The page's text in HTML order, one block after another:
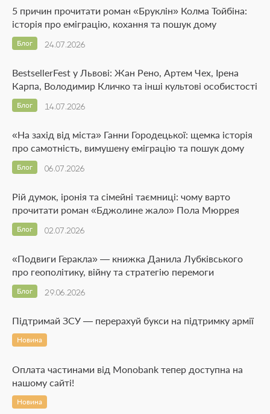
5 причин прочитати роман «Бруклін» Колма Тойбіна:
історія про еміграцію, кохання та пошук дому
24.07.2026
Блог
BestsellerFest у Львові: Жан Рено, Артем Чех, Ірена
Карпа, Володимир Кличко та інші культові особистості
14.07.2026
Блог
«На захід від міста» Ганни Городецької: щемка історія
про самотність, вимушену еміграцію та пошук дому
06.07.2026
Блог
Рій думок, іронія та сімейні таємниці: чому варто
прочитати роман «Бджолине жало» Пола Мюррея
02.07.2026
Блог
«Подвиги Геракла» — книжка Данила Лубківського
про геополітику, війну та стратегію перемоги
29.06.2026
Блог
Підтримай ЗСУ — перерахуй букси на підтримку армії
Новина
Оплата частинами від Monobank тепер доступна на
нашому сайті!
Новина